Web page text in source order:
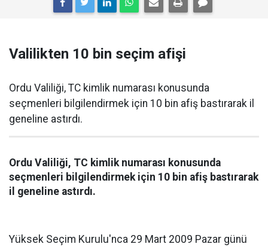
Valilikten 10 bin seçim afişi
Ordu Valiliği, TC kimlik numarası konusunda
seçmenleri bilgilendirmek için 10 bin afiş bastırarak il
geneline astırdı.
Ordu Valiliği, TC kimlik numarası konusunda
seçmenleri bilgilendirmek için 10 bin afiş bastırarak
il geneline astırdı.
Yüksek Seçim Kurulu'nca 29 Mart 2009 Pazar günü